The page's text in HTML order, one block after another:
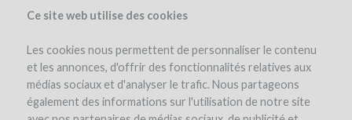
Ce site web utilise des cookies
Les cookies nous permettent de personnaliser le contenu
et les annonces, d'offrir des fonctionnalités relatives aux
médias sociaux et d'analyser le trafic. Nous partageons
également des informations sur l'utilisation de notre site
the project team expert opinion pay-back in wine